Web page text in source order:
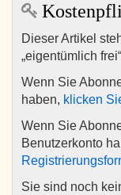
Dieser Artikel
„eigentümlich
Wenn Sie
haben, klicken
Wenn Sie
Benutzerkonto
Sie sind noch